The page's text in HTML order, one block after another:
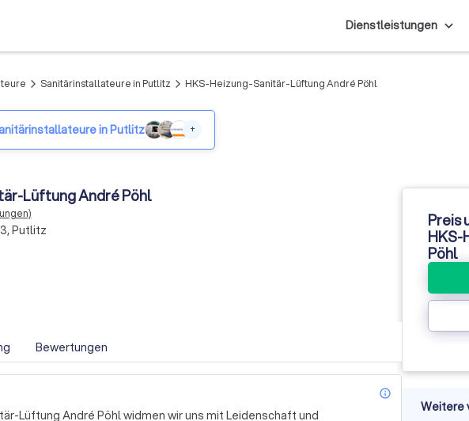
Dienstleistungen
arrow_forward_ios Sanitärinstallateure in Putlitz arrow_forward_ios HKS-Heizung-Sanitär-Lüftung André Pöhl
in Putlitz +
Lüftung André Pöhl
)
Putlitz
Bewertungen
Lüftung André Pöhl widmen wir uns mit Leidenschaft und
Preis
HKS-
Pöhl
Weitere